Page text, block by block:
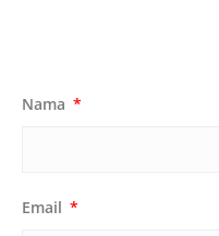
Nama
Email